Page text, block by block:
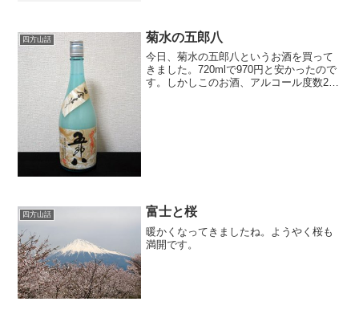
四方山話 菊水の五郎八
今日、菊水の五郎八というお酒を買って
きました。720mlで970円と安かったので
す。しかしこのお酒、アルコール度数21
四方山話 富士と桜
暖かくなってきましたね。ようやく桜も
満開です。